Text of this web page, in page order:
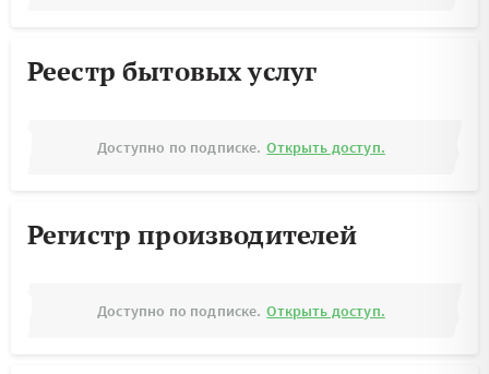
Реестр бытовых услуг
Доступно по подписке. Открыть доступ.
Регистр производителей
Доступно по подписке. Открыть доступ.